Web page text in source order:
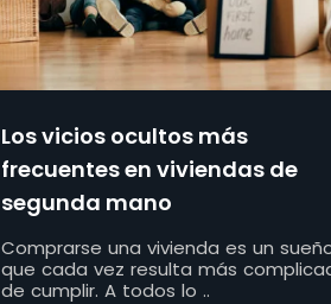
Los vicios ocultos más
frecuentes en viviendas de
segunda mano
Comprarse una vivienda es un
que cada vez resulta más
de cumplir. A todos lo ..